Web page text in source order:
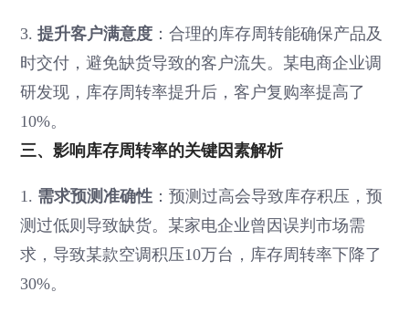
3.提升客户满意度 ：合理的库存周转能确保产品及
时交付，避免缺货导致的客户流失。某电商企业调
研发现，库存周转率提升后，客户复购率提高了
10%。
三、影响库存周转率的关键因素解析
1. 需求预测准确性 ：预测过高会导致库存积压，预
测过低则导致缺货。某家电企业曾因误判市场需
求，导致某款空调积压10万台，库存周转率下降了
30%。